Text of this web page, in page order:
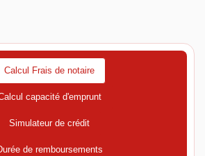
Calcul Frais de notaire
capacité d'emprunt
Simulateur de crédit
de remboursements